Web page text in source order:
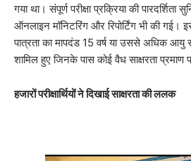
गया था। संपूर्ण परीक्षा प्रक्रिया की
ऑनलाइन मॉनिटरिंग और रिपोर्टिंग भी की गई।
पात्रता का मापदंड 15 वर्ष या उससे अधिक आयु
शामिल हुए जिनके पास कोई वैध साक्षरता प्रमाण
​हजारों परीक्षार्थियों ने दिखाई साक्षरता की ललक